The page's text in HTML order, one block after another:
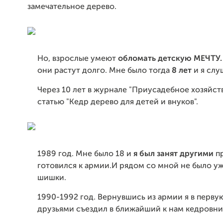
замечательное дерево.
Но, взрослые умеют обломать детскую МЕЧТУ.
они растут долго. Мне было тогда 8 лет и я
Через 10 лет в журнале "Приусадебное
статью "Кедр дерево для детей и внуков".
1989 год. Мне было 18 и я был занят другими
готовился к армии.И рядом со мной не было
шишки.
1990-1992 год. Вернувшись из армии я в
друзьями съездил в ближайший к нам